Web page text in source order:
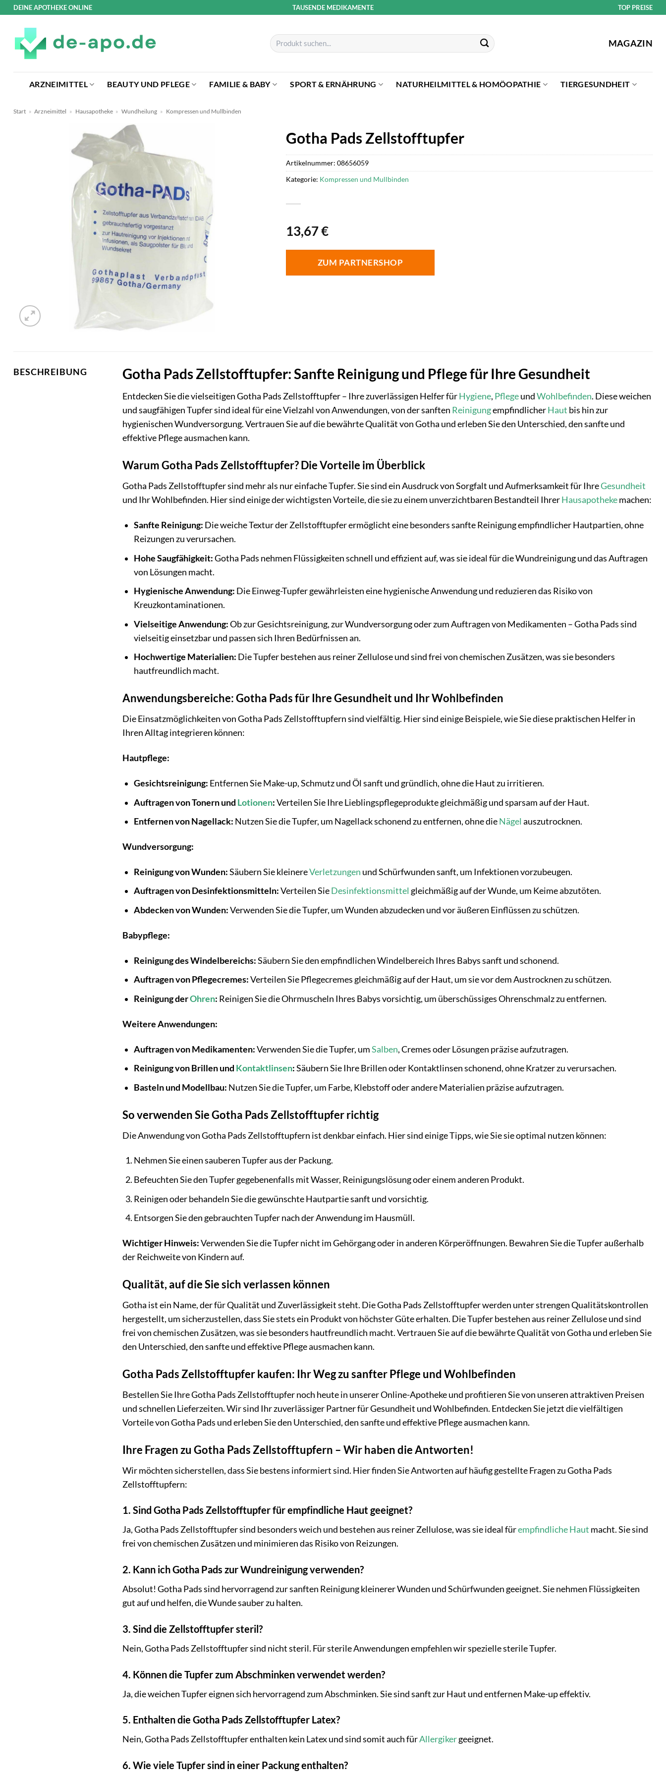
ZumDEINE APOTHEKE ONLINE TAUSENDE MEDIKAMENTE TOP PREISE
Suchen
nach:
MAGAZIN
ARZNEIMITTEL BEAUTY UND PFLEGE FAMILIE & BABY SPORT & ERNÄHRUNG NATURHEILMITTEL & HOMÖOPATHIE TIERGESUNDHEIT
Start » Arzneimittel » Hausapotheke » Wundheilung » Kompressen und Mullbinden
Gotha Pads Zellstofftupfer
13,67€
ZUM PARTNERSHOP
Artikelnummer: 08656059
Kategorie: Kompressen und Mullbinden
BESCHREIBUNG Gotha Pads Zellstofftupfer: Sanfte Reinigung und Pflege für Ihre Gesundheit
Entdecken Sie die vielseitigen Gotha Pads Zellstofftupfer – Ihre zuverlässigen Helfer fürHygiene, PflegeundWohlbefinden. Diese weichen
und saugfähigen Tupfer sind ideal für eine Vielzahl von Anwendungen, von der sanften ReinigungempfindlicherHaut bis hin zur
hygienischen Wundversorgung. Vertrauen Sie auf die bewährte Qualität von Gotha und erleben Sie den Unterschied, den sanfte und
effektive Pflege ausmachen kann.
Warum Gotha Pads Zellstofftupfer? Die Vorteile im Überblick
Gotha Pads Zellstofftupfer sind mehr als nur einfache Tupfer. Sie sind ein Ausdruck von Sorgfalt und Aufmerksamkeit für IhreGesundheit
und Ihr Wohlbefinden. Hier sind einige der wichtigsten Vorteile, die sie zu einem unverzichtbaren Bestandteil IhrerHausapothekemachen:
Sanfte Reinigung: Die weiche Textur der Zellstofftupfer ermöglicht eine besonders sanfte Reinigung empfindlicher Hautpartien, ohne
Reizungen zu verursachen.
Hohe Saugfähigkeit:Gotha Pads nehmen Flüssigkeiten schnell und effizient auf, was sie ideal für die Wundreinigung und das Auftragen
von Lösungen macht.
Hygienische Anwendung: Die Einweg-Tupfer gewährleisten eine hygienische Anwendung und reduzieren das Risiko von
Kreuzkontaminationen.
Vielseitige Anwendung:Ob zur Gesichtsreinigung, zur Wundversorgung oder zum Auftragen von Medikamenten – Gotha Pads sind
vielseitig einsetzbar und passen sich Ihren Bedürfnissen an.
Hochwertige Materialien: Die Tupfer bestehen aus reiner Zellulose und sind frei von chemischen Zusätzen, was sie besonders
hautfreundlich macht.
Anwendungsbereiche: Gotha Pads für Ihre Gesundheit und Ihr Wohlbefinden
Die Einsatzmöglichkeiten von Gotha Pads Zellstofftupfern sind vielfältig. Hier sind einige Beispiele, wie Sie diese praktischen Helfer in
Ihren Alltag integrieren können:
Hautpflege:
Gesichtsreinigung: Entfernen Sie Make-up, Schmutz und Öl sanft und gründlich, ohne die Haut zu irritieren.
Auftragen von Tonern und Lotionen:Verteilen Sie Ihre Lieblingspflegeprodukte gleichmäßig und sparsam auf der Haut.
Entfernen von Nagellack: Nutzen Sie die Tupfer, um Nagellack schonend zu entfernen, ohne dieNägel auszutrocknen.
Wundversorgung:
Reinigung von Wunden:Säubern Sie kleinereVerletzungen und Schürfwunden sanft, um Infektionen vorzubeugen.
Auftragen von Desinfektionsmitteln:Verteilen SieDesinfektionsmittel gleichmäßig auf der Wunde, um Keime abzutöten.
Abdecken von Wunden:Verwenden Sie die Tupfer, um Wunden abzudecken und vor äußeren Einflüssen zu schützen.
Babypflege:
Reinigung des Windelbereichs:Säubern Sie den empfindlichen Windelbereich Ihres Babys sanft und schonend.
Auftragen von Pflegecremes:Verteilen Sie Pflegecremes gleichmäßig auf der Haut, um sie vor dem Austrocknen zu schützen.
Reinigung derOhren: Reinigen Sie die Ohrmuscheln Ihres Babys vorsichtig, um überschüssiges Ohrenschmalz zu entfernen.
Weitere Anwendungen:
Auftragen von Medikamenten:Verwenden Sie die Tupfer, umSalben, Cremes oder Lösungen präzise aufzutragen.
Reinigung von Brillen und Kontaktlinsen:Säubern Sie Ihre Brillen oder Kontaktlinsen schonend, ohne Kratzer zu verursachen.
Basteln und Modellbau: Nutzen Sie die Tupfer, um Farbe, Klebstoff oder andere Materialien präzise aufzutragen.
So verwenden Sie Gotha Pads Zellstofftupfer richtig
Die Anwendung von Gotha Pads Zellstofftupfern ist denkbar einfach. Hier sind einige Tipps, wie Sie sie optimal nutzen können:
Nehmen Sie einen sauberen Tupfer aus der Packung.
Befeuchten Sie den Tupfer gegebenenfalls mit Wasser, Reinigungslösung oder einem anderen Produkt.
Reinigen oder behandeln Sie die gewünschte Hautpartie sanft und vorsichtig.
Entsorgen Sie den gebrauchten Tupfer nach der Anwendung im Hausmüll.
Wichtiger Hinweis:Verwenden Sie die Tupfer nicht im Gehörgang oder in anderen Körperöffnungen. Bewahren Sie die Tupfer außerhalb
der Reichweite von Kindern auf.
Qualität, auf die Sie sich verlassen können
Gotha ist ein Name, der für Qualität und Zuverlässigkeit steht. Die Gotha Pads Zellstofftupfer werden unter strengen Qualitätskontrollen
hergestellt, um sicherzustellen, dass Sie stets ein Produkt von höchster Güte erhalten. Die Tupfer bestehen aus reiner Zellulose und sind
frei von chemischen Zusätzen, was sie besonders hautfreundlich macht. Vertrauen Sie auf die bewährte Qualität von Gotha und erleben Sie
den Unterschied, den sanfte und effektive Pflege ausmachen kann.
Gotha Pads Zellstofftupfer kaufen: Ihr Weg zu sanfter Pflege und Wohlbefinden
Bestellen Sie Ihre Gotha Pads Zellstofftupfer noch heute in unserer Online-Apotheke und profitieren Sie von unseren attraktiven Preisen
und schnellen Lieferzeiten. Wir sind Ihr zuverlässiger Partner für Gesundheit und Wohlbefinden. Entdecken Sie jetzt die vielfältigen
Vorteile von Gotha Pads und erleben Sie den Unterschied, den sanfte und effektive Pflege ausmachen kann.
Ihre Fragen zu Gotha Pads Zellstofftupfern – Wir haben die Antworten!
Wir möchten sicherstellen, dass Sie bestens informiert sind. Hier finden Sie Antworten auf häufig gestellte Fragen zu Gotha Pads
Zellstofftupfern:
1. Sind Gotha Pads Zellstofftupfer für empfindliche Haut geeignet?
Ja, Gotha Pads Zellstofftupfer sind besonders weich und bestehen aus reiner Zellulose, was sie ideal fürempfindliche Haut macht. Sie sind
frei von chemischen Zusätzen und minimieren das Risiko von Reizungen.
2. Kann ich Gotha Pads zur Wundreinigung verwenden?
Absolut! Gotha Pads sind hervorragend zur sanften Reinigung kleinerer Wunden und Schürfwunden geeignet. Sie nehmen Flüssigkeiten
gut auf und helfen, die Wunde sauber zu halten.
3. Sind die Zellstofftupfer steril?
Nein, Gotha Pads Zellstofftupfer sind nicht steril. Für sterile Anwendungen empfehlen wir spezielle sterile Tupfer.
4. Können die Tupfer zum Abschminken verwendet werden?
Ja, die weichen Tupfer eignen sich hervorragend zum Abschminken. Sie sind sanft zur Haut und entfernen Make-up effektiv.
5. Enthalten die Gotha Pads Zellstofftupfer Latex?
Nein, Gotha Pads Zellstofftupfer enthalten kein Latex und sind somit auch fürAllergikergeeignet.
6. Wie viele Tupfer sind in einer Packung enthalten?